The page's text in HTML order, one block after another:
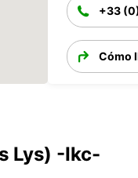
+33
Cómo
Lys) -Ikc-